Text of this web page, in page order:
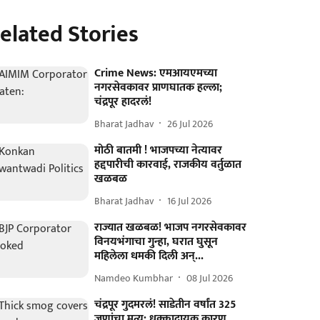
Stories
Crime News: एमआयएमच्या
नगरसेवकावर प्राणघातक हल्ला;
चंद्रपूर हादरलं!
Bharat Jadhav 26 Jul 2026
मोठी बातमी ! भाजपच्या नेत्यावर
हद्दपारीची कारवाई, राजकीय वर्तुळात
खळबळ
Bharat Jadhav 16 Jul 2026
राज्यात खळबळ! भाजप नगरसेवकावर
विनयभंगाचा गुन्हा, घरात घुसून
महिलेला धमकी दिली अन्...
Namdeo Kumbhar 08 Jul 2026
चंद्रपूर गुदमरलं! साडेतीन वर्षांत 325